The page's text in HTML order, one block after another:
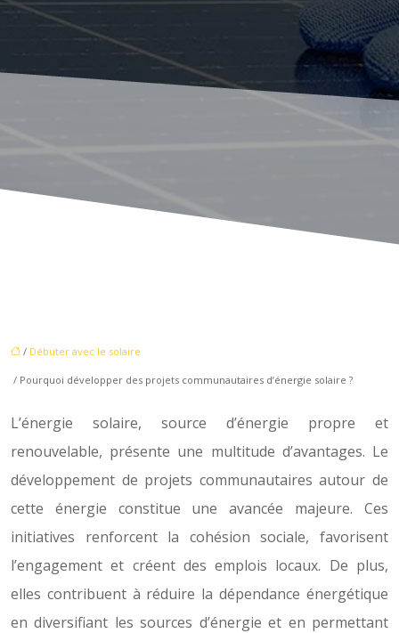
/ Débuter avec le solaire
/ Pourquoi développer des projets communautaires d’énergie solaire ?
L’énergie solaire, source d’énergie propre et
renouvelable, présente une multitude d’avantages. Le
développement de projets communautaires autour de
cette énergie constitue une avancée majeure. Ces
initiatives renforcent la cohésion sociale, favorisent
l’engagement et créent des emplois locaux. De plus,
elles contribuent à réduire la dépendance énergétique
en diversifiant les sources d’énergie et en permettant